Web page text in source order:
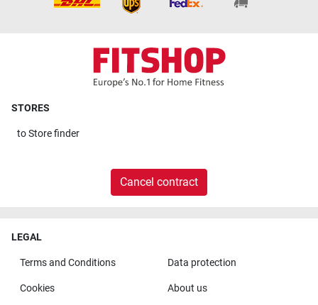
STORES
toStore finder
Cancel contract
LEGAL
Terms and Conditions Data protection
Cookies About us